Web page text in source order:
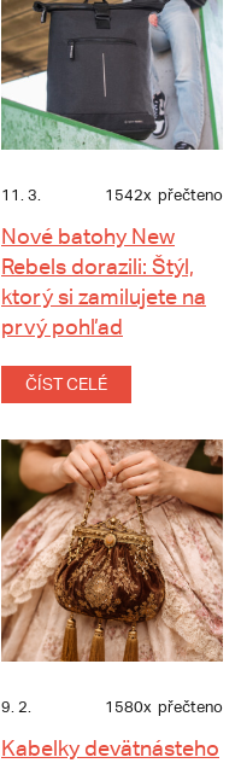
11. 3. 1542x přečteno
Nové batohy New
Rebels dorazili: Štýl,
ktorý si zamilujete na
prvý pohľad
ČÍST CELÉ
9. 2. 1580x přečteno
Kabelky devätnásteho